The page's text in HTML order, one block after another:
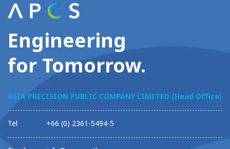
Engineering
for Tomorrow.
ASIA PRECISION PUBLIC COMPANY LIMITED (Head Office)
Tel +66 (0) 2361-5494-5